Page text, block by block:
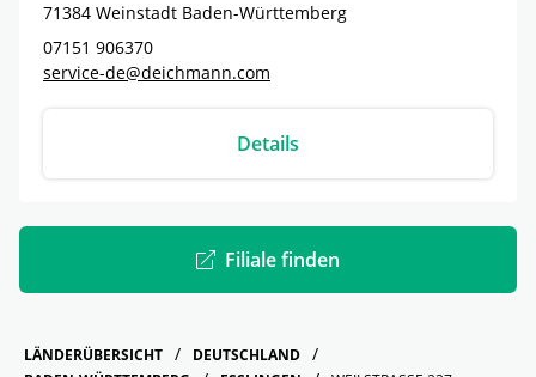
71384 Weinstadt Baden-Württemberg
07151 906370
service-de@deichmann.com
Details
Filiale finden
LÄNDERÜBERSICHT
DEUTSCHLAND